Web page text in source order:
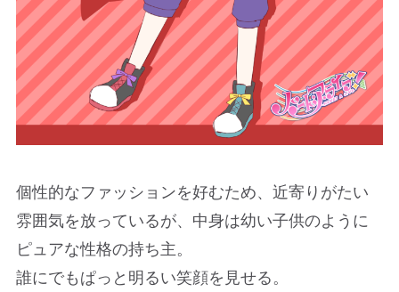
個性的なファッションを好むため、近寄りがたい
雰囲気を放っているが、中身は幼い子供のように
ピュアな性格の持ち主。
誰にでもぱっと明るい笑顔を見せる。